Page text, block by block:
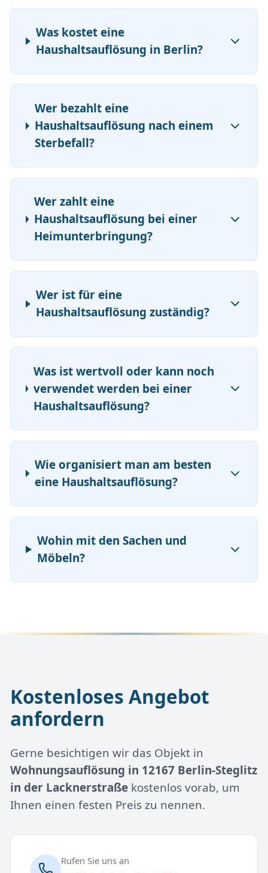
Was kostet eine
Haushaltsauflösung in Berlin?
Wer bezahlt eine
Haushaltsauflösung nach einem
Sterbefall?
Wer zahlt eine
Haushaltsauflösung bei einer
Heimunterbringung?
Wer ist für eine
Haushaltsauflösung zuständig?
Was ist wertvoll oder kann noch
verwendet werden bei einer
Haushaltsauflösung?
Wie organisiert man am besten
eine Haushaltsauflösung?
Wohin mit den Sachen und
Möbeln?
Kostenloses Angebot
anfordern
Gerne besichtigen wir das Objekt in
Wohnungsauflösung in 12167 Berlin-Steglitz
in der Lacknerstraßekostenlos vorab, um
Ihnen einen festen Preis zu nennen.
Rufen Sie uns an